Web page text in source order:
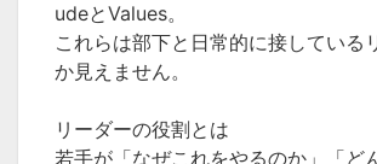
udeとValues。
これらは部下と日常的に接している
か見えません。
リーダーの役割とは
若手が「なぜこれをやるのか」「ど